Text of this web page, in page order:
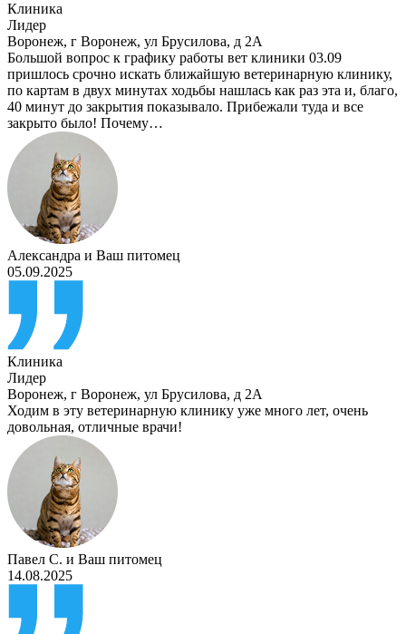
Клиника
Лидер
Воронеж, г Воронеж, ул Брусилова, д 2А
Большой вопрос к графику работы вет клиники 03.09
пришлось срочно искать ближайшую ветеринарную клинику,
по картам в двух минутах ходьбы нашлась как раз эта и, благо,
40 минут до закрытия показывало. Прибежали туда и все
закрыто было! Почему…
Александра и Ваш питомец
05.09.2025
Клиника
Лидер
Воронеж, г Воронеж, ул Брусилова, д 2А
Ходим в эту ветеринарную клинику уже много лет, очень
довольная, отличные врачи!
Павел С. и Ваш питомец
14.08.2025